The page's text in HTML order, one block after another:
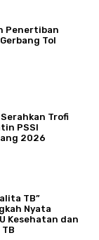
Penertiban
Tol
Trofi
PSSI
2026
TB”
Nyata
Kesehatan dan